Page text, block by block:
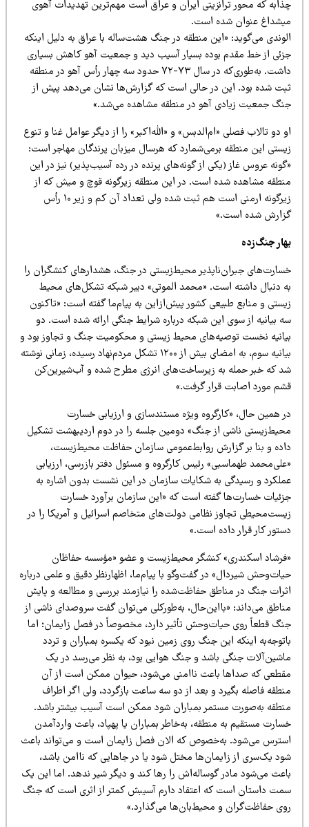
که محور ترانزیتی ایران و عراق است مهم‌ترین تهدیدات آهوی
عنوان شده است.
می‌گوید: «این منطقه در جنگ هشت‌ساله با عراق به دلیل اینکه
از خط مقدم بوده بسیار آسیب دید و جمعیت آهو کاهش بسیاری
داشت. به‌طوری‌که در سال ۷۳-۷۲ حدود سه چهار رأس آهو در منطقه
شده بود. این در حالی است که گزارش‌ها نشان می‌دهد پیش از
جمعیت زیادی آهو در منطقه مشاهده می‌شد.»
دو تالاب فصلی «ام‌الدبس» و «الله‌اکبر» را از دیگر عوامل غنا و تنوع
این منطقه برمی‌شمارد که هرسال میزبان پرندگان مهاجر است:
عروس غاز (یکی از گونه‌های پرنده در رده آسیب‌پذیر) نیز در این
مشاهده شده است. در این منطقه زیرگونه قوچ و میش که از
زیرگونه ارمنی است هم ثبت شده ولی تعداد آن کم و زیر ۱۰ رأس
شده است.»
جنگ‌زده
جبران‌ناپذیر محیط‌زیستی در جنگ، هشدارهای کنشگران را
دنبال داشته است. «محمد الموتی» دبیر شبکه تشکل‌های محیط
و منابع طبیعی کشور پیش‌ازاین به پیام‌ما گفته است: «تاکنون
بیانیه از سوی این شبکه درباره شرایط جنگی ارائه شده است. دو
نخست توصیه‌های محیط زیستی و محکومیت جنگ و تجاوز بود و
بیانیه سوم، به امضای بیش از ۱۲۰۰ تشکل مردم‌نهاد رسیده، زمانی نوشته
که خبر حمله به زیرساخت‌های انرژی مطرح شده و آب‌شیرین‌کن
مورد اصابت قرار گرفت.»
همین حال، «کارگروه ویژه مستندسازی و ارزیابی خسارت
ناشی از جنگ» دومین جلسه را در دوم اردیبهشت تشکیل
و بنا بر گزارش روابط‌عمومی سازمان حفاظت محیط‌زیست،
طهماسبی» رئیس کارگروه و مسئول دفتر بازرسی، ارزیابی
و رسیدگی به شکایات سازمان در این نشست بدون اشاره به
خسارت‌ها گفته است که «این سازمان برآورد خسارت
تجاوز نظامی دولت‌های متخاصم اسرائیل و آمریکا را در
کار قرار داده است.»
اسکندری» کنشگر محیط‌زیست و عضو «مؤسسه حفاظان
شیردال» در گفت‌وگو با پیام‌ما، اظهارنظر دقیق و علمی درباره
جنگ در مناطق حفاظت‌شده را نیازمند بررسی و مطالعه و پایش
می‌داند: «بااین‌حال، به‌طورکلی می‌توان گفت سروصدای ناشی از
قطعاً روی حیات‌وحش تأثیر دارد، مخصوصاً در فصل زایمان؛ اما
اینکه این جنگ روی زمین نبود که یکسره بمباران و تردد
جنگی باشد و جنگ هوایی بود، به نظر می‌رسد در یک
که صداها باعث ناامنی می‌شود، حیوان ممکن است از آن
فاصله بگیرد و بعد از دو سه ساعت بازگردد، ولی اگر اطراف
به‌صورت مستمر بمباران شود ممکن است آسیب بیشتر باشد.
مستقیم به منطقه، به‌خاطر بمباران یا پهپاد، باعث واردآمدن
می‌شود. به‌خصوص که الان فصل زایمان است و می‌تواند باعث
یک‌سری از زایمان‌ها مختل شود یا در جاهایی که ناامن باشد،
می‌شود مادر گوساله‌اش را رها کند و دیگر شیر ندهد. اما این یک
داستان است که اعتقاد دارم آسیبش کمتر از اثری است که جنگ
حفاظت‌گران و محیط‌بان‌ها می‌گذارد.»